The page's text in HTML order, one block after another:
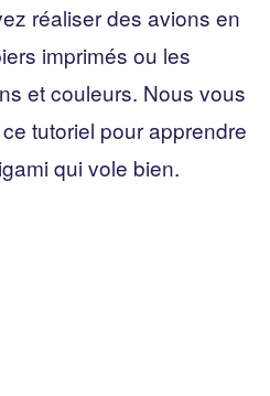
réaliser des avions en
imprimés ou les
et couleurs. Nous vous
tutoriel pour apprendre
qui vole bien.